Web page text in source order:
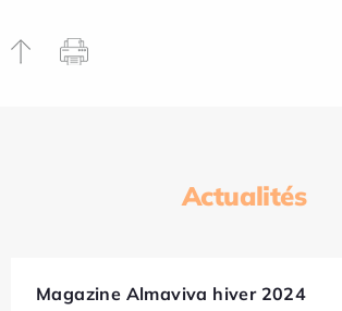
Actualités
Magazine Almaviva hiver 2024